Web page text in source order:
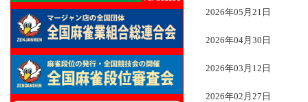
2026年05月21日
2026年04月30日
2026年03月12日
2026年02月27日